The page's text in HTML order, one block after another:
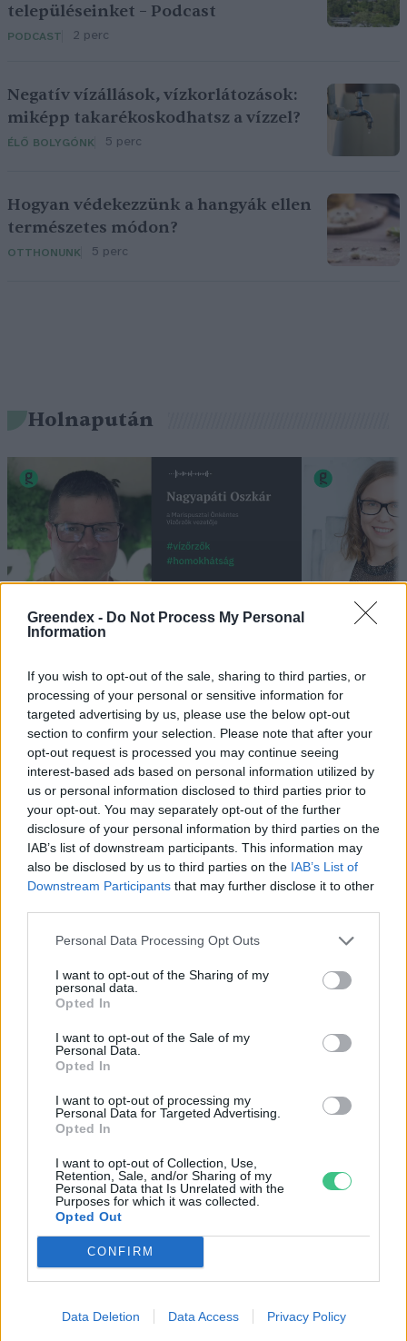
Greendex - Do Not Process My Personal
Information
If you wish to opt-out of the sale, sharing to third parties, or
processing of your personal or sensitive information for
targeted advertising by us, please use the below opt-out
section to confirm your selection. Please note that after your
opt-out request is processed you may continue seeing
interest-based ads based on personal information utilized by
us or personal information disclosed to third parties prior to
your opt-out. You may separately opt-out of the further
disclosure of your personal information by third parties on the
IAB’s list of downstream participants. This information may
also be disclosed by us to third parties on the IAB’s List of
Downstream Participants that may further disclose it to other
Personal Data Processing Opt Outs
I want to opt-out of the Sharing of my
personal data.
Opted In
I want to opt-out of the Sale of my
Personal Data.
Opted In
I want to opt-out of processing my
Personal Data for Targeted Advertising.
Opted In
I want to opt-out of Collection, Use,
Retention, Sale, and/or Sharing of my
Personal Data that Is Unrelated with the
Purposes for which it was collected.
Opted Out
CONFIRM
Data Deletion Data Access Privacy Policy
településeinket – Podcast
PODCAST 2 perc
Negatív vízállások, vízkorlátozások:
miképp takarékoskodhatsz a vízzel?
ÉLŐ BOLYGÓNK 5 perc
Hogyan védekezzünk a hangyák ellen
természetes módon?
OTTHONUNK 5 perc
Holnapután
víz, csak víz legyen” |
Holnapután
Greendex 55:58
az ember
Greendex
Pár éven belül
szivacsvárosokká kellene
alakítanunk a településeinket –
Podcast